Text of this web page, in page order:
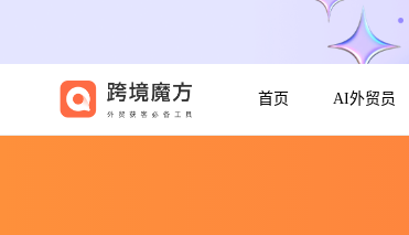
首页 AI外贸员